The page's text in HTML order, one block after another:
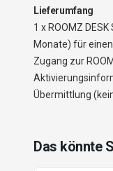
Lieferumfang
1 x ROOMZ
Monate) für
Zugang zur
Übermittlung
Das könnte